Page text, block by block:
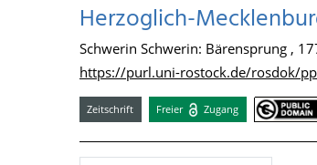
Herzoglich-
Schwerin Schwerin: Bärensprung ,
https://purl.uni-rostock.de/rosdok/
Zeitschrift Freier Zugang